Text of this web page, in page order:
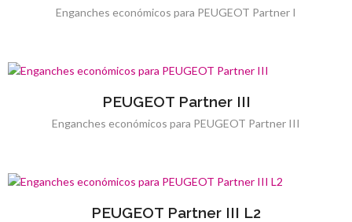
Enganches económicos para PEUGEOT Partner I
PEUGEOT Partner III
Enganches económicos para PEUGEOT Partner III
PEUGEOT Partner III L2